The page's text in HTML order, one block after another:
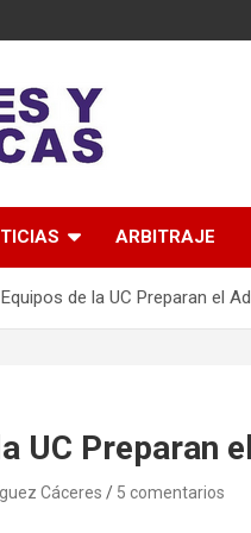
ARBITRAJE
de la UC Preparan el
UC Preparan
Cáceres 5 comentarios